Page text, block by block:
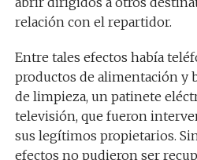
relación con el repartidor.
Entre tales efectos había
productos de alimentación y
de limpieza, un patinete
televisión, que fueron
sus legítimos propietarios.
efectos no pudieron ser